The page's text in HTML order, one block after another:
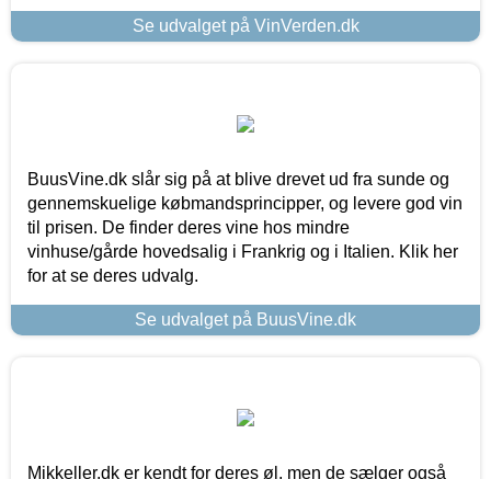
Se udvalget på VinVerden.dk
BuusVine.dk slår sig på at blive drevet ud fra sunde og
gennemskuelige købmandsprincipper, og levere god vin
til prisen. De finder deres vine hos mindre
vinhuse/gårde hovedsalig i Frankrig og i Italien. Klik her
for at se deres udvalg.
Se udvalget på BuusVine.dk
Mikkeller.dk er kendt for deres øl, men de sælger også